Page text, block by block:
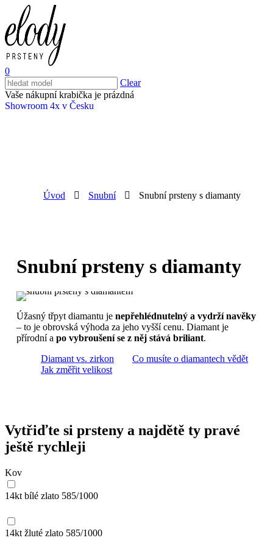
0
Clear
Vaše nákupní krabička je prázdná
Showroom 4x v Česku
Úvod Snubní Snubní prsteny s diamanty
Snubní prsteny s diamanty
Úžasný třpyt diamantu je nepřehlédnutelný a vydrží navěky
– to je obrovská výhoda za jeho vyšší cenu. Diamant je
přírodní a po vybroušení se z něj stává briliant.
Diamant vs. zirkon
Co musíte o diamantech vědět
Jak změřit velikost
Vytřiďte si prsteny a najdětě ty pravé
ještě rychleji
Kov
14kt bílé zlato 585/1000
14kt žluté zlato 585/1000